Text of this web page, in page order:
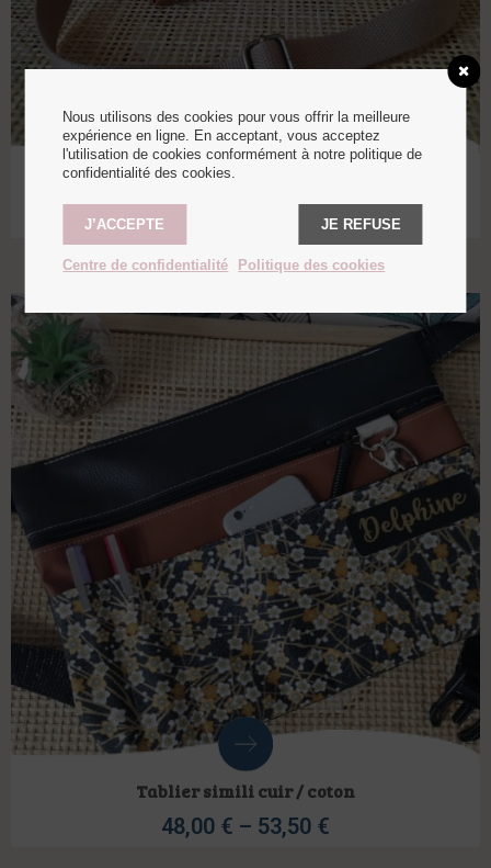
Mini Lunch bag
Tablier simili cuir / coton
48,00 € – 53,50 €
Nous utilisons des cookies pour vous offrir la meilleure
expérience en ligne. En acceptant, vous acceptez
l'utilisation de cookies conformément à notre politique de
confidentialité des cookies.
J’ACCEPTE JE REFUSE
Centre de confidentialité Politique des cookies